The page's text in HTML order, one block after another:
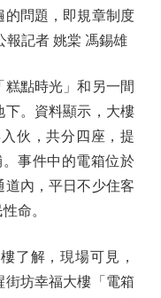
的問題，即規章制度
報記者 姚棠 馮錫雄
點時光」和另一間
下。資料顯示，大樓
伙，共分四座，提
事件中的電箱位於
道內，平日不少住客
命。
解，現場可見，
街坊幸福大樓「電箱